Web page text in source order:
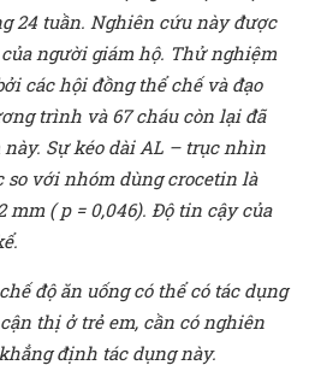
24 tuần. Nghiên cứu này được
của người giám hộ. Thử nghiệm
các hội đồng thể chế và đạo
trình và 67 cháu còn lại đã
này. Sự kéo dài AL – trục nhìn
so với nhóm dùng crocetin là
mm ( p = 0,046). Độ tin cậy của
chế độ ăn uống có thể có tác dụng
cận thị ở trẻ em, cần có nghiên
khẳng định tác dụng này.